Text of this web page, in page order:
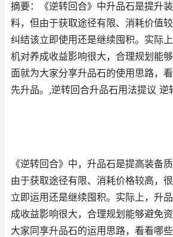
摘要：《逆转回合》中升品石是提升
料，但由于获取途径有限、消耗价值
纠结该立即使用还是继续囤积。实际
机对养成收益影响很大，合理规划能
面就为大家分享升品石的使用思路，
先升品。,逆转回合升品石用法提议 逆
《逆转回合》中，升品石是提高装备
由于获取途径有限、消耗价格较高，
立即运用还是继续囤积。实际上，升
成收益影响很大，合理规划能够避免
大家同享升品石的运用思路，看看哪